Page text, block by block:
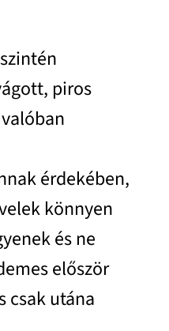
piros
érdekében,
könnyen
és ne
először
csak utána